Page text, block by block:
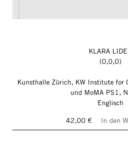
KLARA
(0,0,0)
Kunsthalle Zürich, KW Institute for
und MoMA PS1,
Englisch
42,00 €
In den